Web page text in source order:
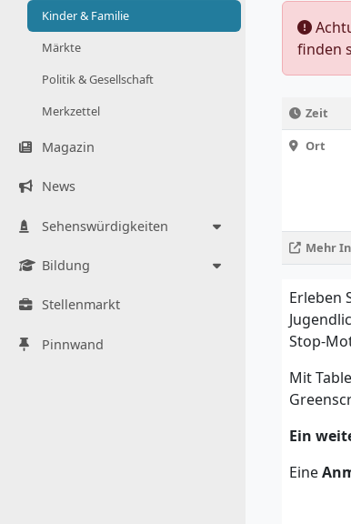
Kinder & Familie
Märkte
Politik & Gesellschaft
Merkzettel
Magazin
News
Sehenswürdigkeiten
Bildung
Stellenmarkt
Pinnwand
finden
Zeit
Ort
Mehr
Erleben
Stop-
Mit
Ein
Eine